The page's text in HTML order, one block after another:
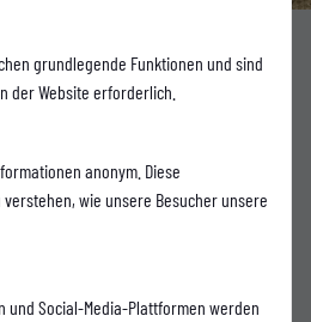
grundlegende Funktionen und sind
der Website erforderlich.
anonym. Diese
wie unsere Besucher unsere
und Social-Media-Plattformen werden
im
in
mit LiV e.V. zu einem besonderen